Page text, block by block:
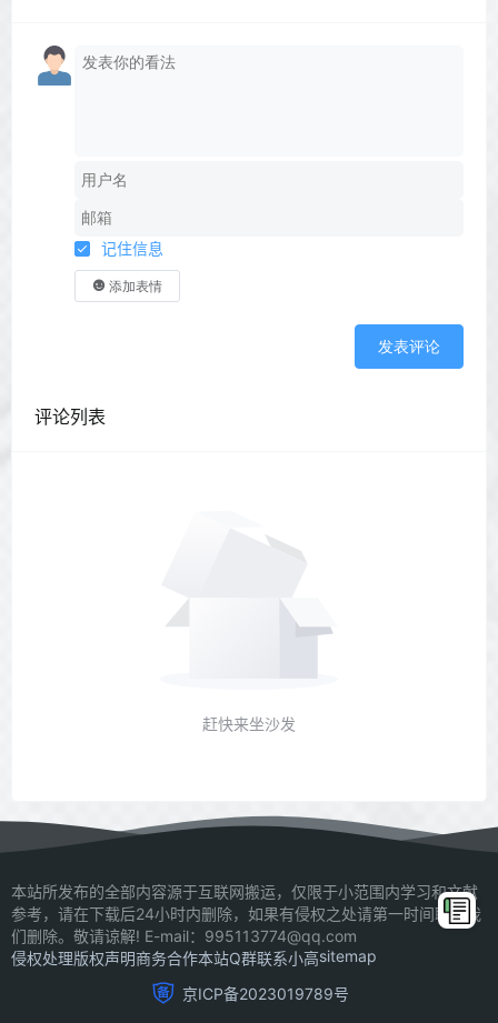
记住信息
添加表情
发表评论
评论列表
赶快来坐沙发
本站所发布的全部内容源于互联网搬运，仅限于小范围内学习和文献
参考，请在下载后24小时内删除，如果有侵权之处请第一时间联系我
们删除。敬请谅解! E-mail：995113774@qq.com
侵权处理版权声明商务合作本站Q群联系小高sitemap
京ICP备2023019789号